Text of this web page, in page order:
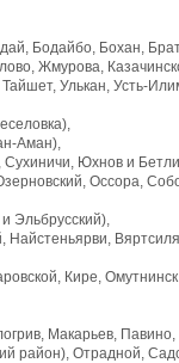
Бодайбо, Бохан,
Жмурова,
Улькан, Усть-
Аман),
Сухиничи, Юхнов и
Оссора,
Эльбрусский),
Найстеньярви,
Кире,
Макарьев,
район), Отрадной,